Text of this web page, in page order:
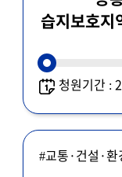
습지보호지
청원기간 :
#교통·건설·환